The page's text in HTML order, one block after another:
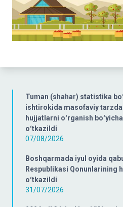
Tuman (shahar) statistika
ishtirokida masofaviy
hujjatlarni oʻrganish
oʻtkazildi
07/08/2026
Boshqarmada iyul oyida
Respublikasi Qonunlarining
oʻtkazildi
31/07/2026